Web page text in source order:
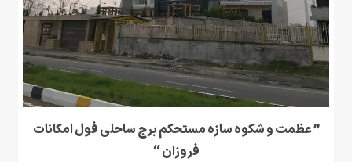
” عظمت و شکوه سازه مستحکم برج ساحلی فول امکانات
فروزان “